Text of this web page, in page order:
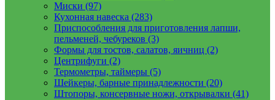
Миски (97)
Кухонная навеска (283)
Приспособления для приготовления лапши,
пельменей, чебуреков (3)
Формы для тостов, салатов, яичниц (2)
Центрифуги (2)
Термометры, таймеры (5)
Шейкеры, барные принадлежности (20)
Штопоры, консервные ножи, открывалки (41)